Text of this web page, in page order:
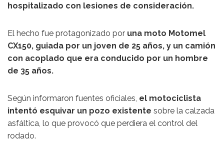
hospitalizado con lesiones de consideración.
El hecho fue protagonizado por una moto Motomel
CX150, guiada por un joven de 25 años, y un camión
con acoplado que era conducido por un hombre
de 35 años.
Según informaron fuentes oficiales, el motociclista
intentó esquivar un pozo existente sobre la calzada
asfáltica, lo que provocó que perdiera el control del
rodado.